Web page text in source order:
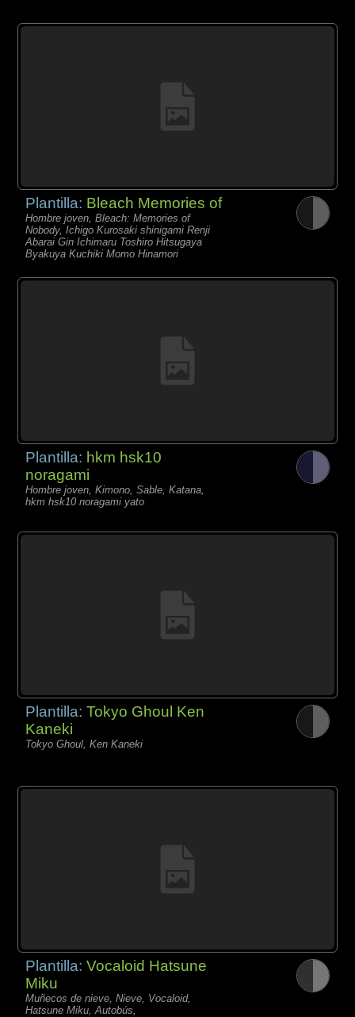
Plantilla: Bleach Memories of
Hombre joven, Bleach: Memories of
Nobody, Ichigo Kurosaki shinigami Renji
Abarai Gin Ichimaru Toshiro Hitsugaya
Byakuya Kuchiki Momo Hinamori
Plantilla: hkm hsk10
noragami
Hombre joven, Kimono, Sable, Katana,
hkm hsk10 noragami yato
Plantilla:Tokyo Ghoul Ken
Kaneki
Tokyo Ghoul, Ken Kaneki
Plantilla:Vocaloid Hatsune
Miku
Muñecos de nieve, Nieve, Vocaloid,
Hatsune Miku, Autobús,